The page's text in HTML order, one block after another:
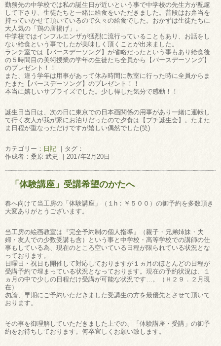
勤務先の中学校では私の誕生日が近いという事で中学校の先生方が配慮
して下さり、生徒たちと一緒に給食をいただきました。普段はお弁当を
持っていかせて頂いているので久々の給食でした。おかずは生徒たちに
大人気の「鶏の唐揚げ」。
中学校ではインフルエンザが猛烈に流行っていることもあり、お話をし
ない給食という事でしたが美味しく頂くことが出来ました。
ランチ室では【バースデーソング】が省略だったという事もあり給食後
の５時間目の美術授業の学年の生徒たち全員から【バースデーソング】
のプレゼント！！
また、違う学年は用事があって休み時間に教室に行った時に全員からま
たまた【バースデーソング】のプレゼント！！
本当に嬉しいサプライズでした。少し得した気分で感動！！
誕生日当日は、次の日に東京での日本画関係の用事があり一緒に運転し
て行く友人が我が家にお泊りだったので夕食は【プチ誕生会】。たまた
ま日程が重なっただけですが嬉しい偶然でした(笑)
カテゴリー： 日記 ｜タグ：
作成者：桑原 武史 ｜2017年2月20日
「体験講座」受講希望のかたへ
春へ向けて当工房の「体験講座」（１h：￥５００）の御予約を多数頂き
大変ありがとうございます。
当工房の絵画教室は『完全予約制の個人指導』（親子・兄弟姉妹・夫
婦・友人での少数受講も含）という事と中学校・高等学校での講師の仕
事もしている為、現在のところ空いている日程が限られている状況とな
っております。
日曜日・祝日も開催して対応しておりますが１ヵ月のほとんどの日程が
受講予約で埋まっている状況となっております。現在の予約状況は、１
ヵ月の中で少しの日程だけ受講が可能な状況です…。（Ｈ２９．２月現
在）
勿論、早期にご予約いただきました受講生の方を最優先とさせて頂いて
おります。
その事を御理解していただきました上での、「体験講座・受講」の御予
約をお待ちしております。何卒宜しくお願い致します。